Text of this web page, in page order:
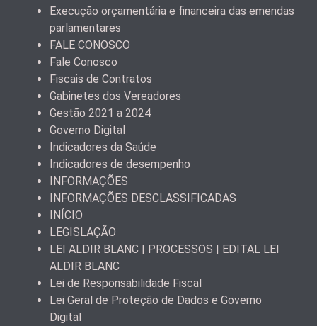
Execução orçamentária e financeira das emendas
parlamentares
FALE CONOSCO
Fale Conosco
Fiscais de Contratos
Gabinetes dos Vereadores
Gestão 2021 a 2024
Governo Digital
Indicadores da Saúde
Indicadores de desempenho
INFORMAÇÕES
INFORMAÇÕES DESCLASSIFICADAS
INÍCIO
LEGISLAÇÃO
LEI ALDIR BLANC | PROCESSOS | EDITAL LEI
ALDIR BLANC
Lei de Responsabilidade Fiscal
Lei Geral de Proteção de Dados e Governo
Digital